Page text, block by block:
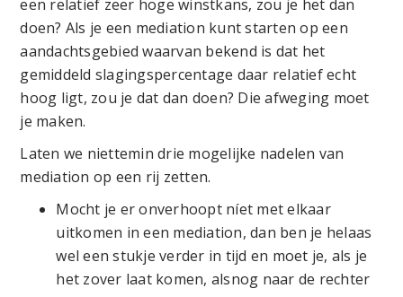
een relatief zeer hoge winstkans, zou je het dan
doen? Als je een mediation kunt starten op een
aandachtsgebied waarvan bekend is dat het
gemiddeld slagingspercentage daar relatief echt
hoog ligt, zou je dat dan doen? Die afweging moet
je maken.
Laten we niettemin drie mogelijke nadelen van
mediation op een rij zetten.
Mocht je er onverhoopt níet met elkaar
uitkomen in een mediation, dan ben je helaas
wel een stukje verder in tijd en moet je, als je
het zover laat komen, alsnog naar de rechter